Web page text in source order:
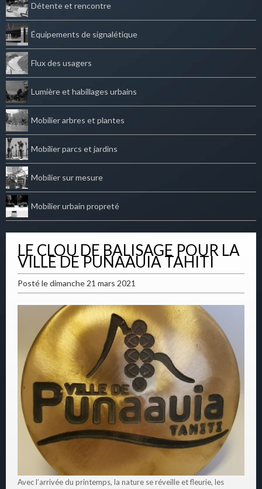
Détente et rencontre
Équipements de signalétique
Flux des usagers
Lumière et habillages urbains
Mobilier arbres et plantes
Mobilier parcs et jardins
Mobilier sur mesure
Mobilier urbain propreté
LE CLOU DE BALISAGE POUR LA
VILLE DE PUNAAUIA TAHITI
Posté le dimanche 21 mars 2021
Avec l’arrivée du printemps, la nature se réveille et fleurie, les